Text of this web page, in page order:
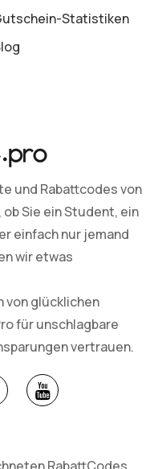
Statistiken
und Rabattcodes von
Sie ein Student, ein
einfach nur jemand
wir etwas
von glücklichen
für unschlagbare
vertrauen.